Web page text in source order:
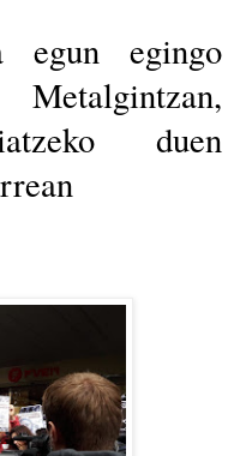
egun egingo
duen